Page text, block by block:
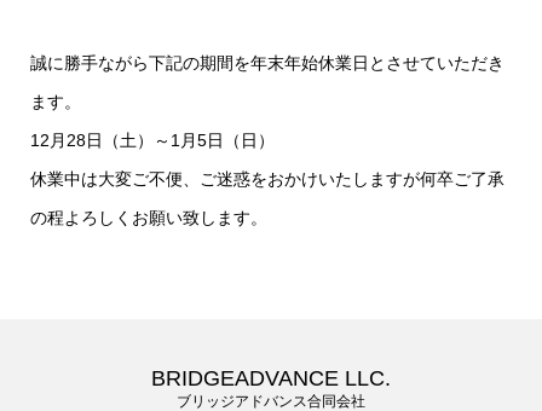
誠に勝手ながら下記の期間を年末年始休業日とさせていただき
ます。
12月28日（土）～1月5日（日）
休業中は大変ご不便、ご迷惑をおかけいたしますが何卒ご了承
の程よろしくお願い致します。
BRIDGEADVANCE LLC.
ブリッジアドバンス合同会社